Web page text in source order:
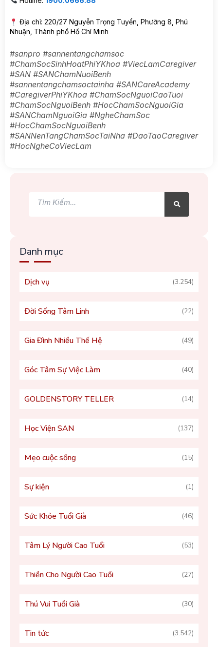
Địa chỉ: 220/27 Nguyễn Trọng Tuyển, Phường 8, Phú
Nhuận, Thành phố Hồ Chí Minh
#sanpro #sannentangchamsoc
#ChamSocSinhHoatPhiYKhoa #ViecLamCaregiver
#SAN #SANChamNuoiBenh
#sannentangchamsoctainha #SANCareAcademy
#CaregiverPhiYKhoa #ChamSocNguoiCaoTuoi
#ChamSocNguoiBenh #HocChamSocNguoiGia
#SANChamNguoiGia #NgheChamSoc
#HocChamSocNguoiBenh
#SANNenTangChamSocTaiNha #DaoTaoCaregiver
#HocNgheCoViecLam
kiếm
Tìm
Danh mục
Dịch vụ (3.254)
Đời Sống Tâm Linh (22)
Gia Đình Nhiều Thế Hệ (49)
Góc Tâm Sự Việc Làm (40)
GOLDENSTORY TELLER (14)
Học Viện SAN (137)
Mẹo cuộc sống (15)
Sự kiện (1)
Sức Khỏe Tuổi Già (46)
Tâm Lý Người Cao Tuổi (53)
Thiền Cho Người Cao Tuổi (27)
Thú Vui Tuổi Già (30)
Tin tức (3.542)